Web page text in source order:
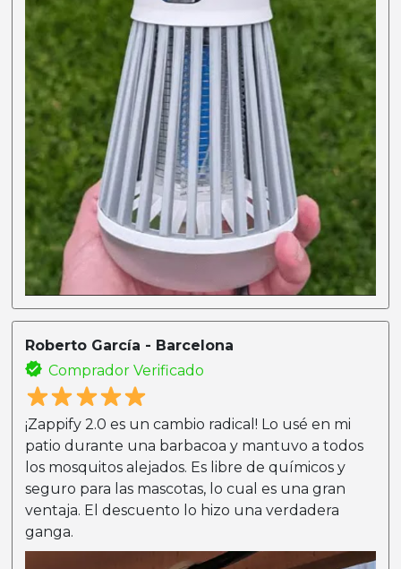
Roberto García - Barcelona
Comprador Verificado
¡Zappify 2.0 es un cambio radical! Lo usé en mi
patio durante una barbacoa y mantuvo a todos
los mosquitos alejados. Es libre de químicos y
seguro para las mascotas, lo cual es una gran
ventaja. El descuento lo hizo una verdadera
ganga.